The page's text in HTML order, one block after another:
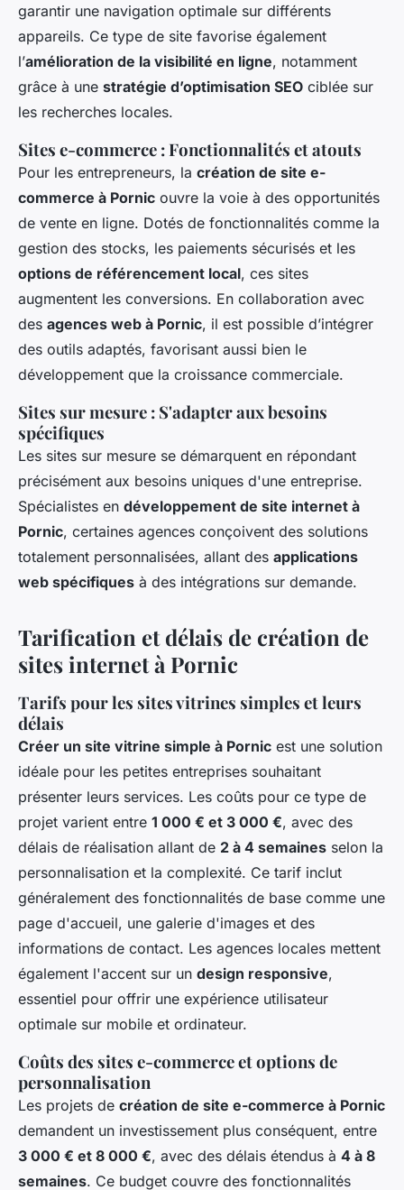
garantir une navigation optimale sur différents
appareils. Ce type de site favorise également
l’amélioration de la visibilité en ligne, notamment
grâce à une stratégie d’optimisation SEO ciblée sur
les recherches locales.
Sites e-commerce : Fonctionnalités et atouts
Pour les entrepreneurs, la création de site e-
commerce à Pornic ouvre la voie à des opportunités
de vente en ligne. Dotés de fonctionnalités comme la
gestion des stocks, les paiements sécurisés et les
options de référencement local, ces sites
augmentent les conversions. En collaboration avec
des agences web à Pornic, il est possible d’intégrer
des outils adaptés, favorisant aussi bien le
développement que la croissance commerciale.
Sites sur mesure : S'adapter aux besoins
spécifiques
Les sites sur mesure se démarquent en répondant
précisément aux besoins uniques d'une entreprise.
Spécialistes en développement de site internet à
Pornic, certaines agences conçoivent des solutions
totalement personnalisées, allant des applications
web spécifiques à des intégrations sur demande.
Tarification et délais de création de
sites internet à Pornic
Tarifs pour les sites vitrines simples et leurs
délais
Créer un site vitrine simple à Pornic est une solution
idéale pour les petites entreprises souhaitant
présenter leurs services. Les coûts pour ce type de
projet varient entre 1 000 € et 3 000 €, avec des
délais de réalisation allant de 2 à 4 semaines selon la
personnalisation et la complexité. Ce tarif inclut
généralement des fonctionnalités de base comme une
page d'accueil, une galerie d'images et des
informations de contact. Les agences locales mettent
également l'accent sur un design responsive,
essentiel pour offrir une expérience utilisateur
optimale sur mobile et ordinateur.
Coûts des sites e-commerce et options de
personnalisation
Les projets de création de site e-commerce à Pornic
demandent un investissement plus conséquent, entre
3 000 € et 8 000 €, avec des délais étendus à 4 à 8
semaines. Ce budget couvre des fonctionnalités